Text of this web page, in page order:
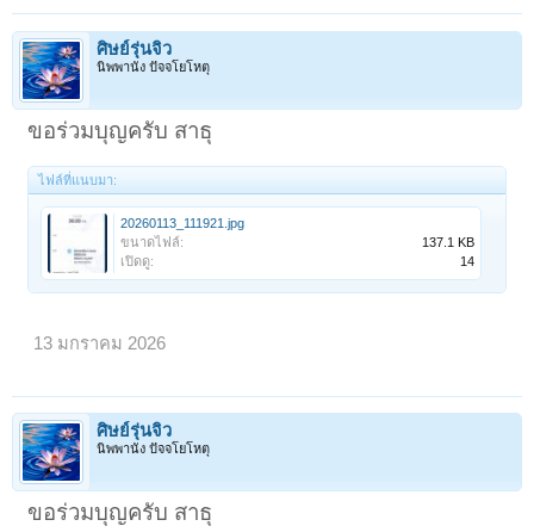
ศิษย์รุ่นจิ๋ว
นิพพานัง ปัจจโยโหตุ
ขอร่วมบุญครับ สาธุ
ไฟล์ที่แนบมา:
20260113_111921.jpg
ขนาดไฟล์:
137.1 KB
เปิดดู:
14
13 มกราคม 2026
ศิษย์รุ่นจิ๋ว
นิพพานัง ปัจจโยโหตุ
ขอร่วมบุญครับ สาธุ